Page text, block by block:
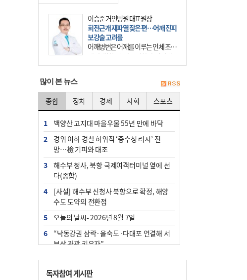
이승준 거인병원 대표원장
회전근개 재파열 잦은 편…어깨 진피
보강술 고려를
어깨병변은 어깨를 이루는 인체 조직
에 발생하는 손상을 말한다. 여기에
는 오십견과 회전근개 증후군, 어깨
많이 본 뉴스
종합 정치 경제 사회 스포츠
1
백양산 고지대 마을우물 55년 만에 바닥
2
경위 이하 경찰 하위직 ‘중수청 러시’ 전
망…檢 기피와 대조
3
해수부 청사, 북항 국제여객터미널 옆에 선
다(종합)
4
[사설] 해수부 신청사 북항으로 확정, 해양
수도 도약의 전환점
5
오늘의 날씨- 2026년 8월 7일
6
“낙동강권 삼락·을숙도·다대포 연결해 서
부산 관광 키우자”
7
부울경 주말부터 비소식…‘극한 폭염’ 한풀
꺾일 듯
독자참여 게시판